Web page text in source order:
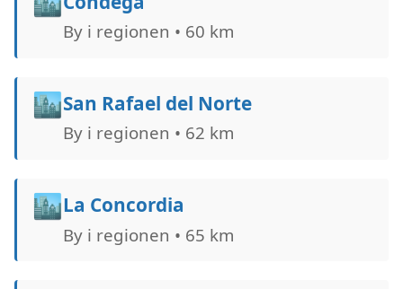
By i regionen • 60 km
🏙️San Rafael del Norte
By i regionen • 62 km
🏙️La Concordia
By i regionen • 65 km